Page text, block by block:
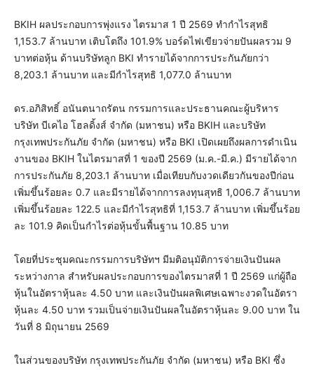
BKIH ผลประกอบการพุ่งแรง ไตรมาส 1 ปี 2569 ทำกำไรสุทธิ
1,153.7 ล้านบาท เติบโตถึง 101.9% บอร์ดไฟเขียวจ่ายปันผลรวม 9
บาทต่อหุ้น ด้านบริษัทลูก BKI ทำรายได้จากการประกันภัยกว่า
8,203.1 ล้านบาท และมีกำไรสุทธิ 1,077.0 ล้านบาท
ดร.อภิสิทธิ์ อนันตนาถรัตน กรรมการและประธานคณะผู้บริหาร
บริษัท บีเคไอ โฮลดิ้งส์ จำกัด (มหาชน) หรือ BKIH และบริษัท
กรุงเทพประกันภัย จำกัด (มหาชน) หรือ BKI เปิดเผยถึงผลการดำเนิน
งานของ BKIH ในไตรมาสที่ 1 ของปี 2569 (ม.ค.-มี.ค.) มีรายได้จาก
การประกันภัย 8,203.1 ล้านบาท เมื่อเทียบกับงวดเดียวกันของปีก่อน
เพิ่มขึ้นร้อยละ 0.7 และมีรายได้จากการลงทุนสุทธิ 1,006.7 ล้านบาท
เพิ่มขึ้นร้อยละ 122.5 และมีกำไรสุทธิที่ 1,153.7 ล้านบาท เพิ่มขึ้นร้อย
ละ 101.9 คิดเป็นกำไรต่อหุ้นขั้นพื้นฐาน 10.85 บาท
โดยที่ประชุมคณะกรรมการบริษัทฯ มีมติอนุมัติการจ่ายเงินปันผล
ระหว่างกาล สำหรับผลประกอบการของไตรมาสที่ 1 ปี 2569 แก่ผู้ถือ
หุ้นในอัตราหุ้นละ 4.50 บาท และเงินปันผลพิเศษเฉพาะงวดในอัตรา
หุ้นละ 4.50 บาท รวมเป็นจ่ายเงินปันผลในอัตราหุ้นละ 9.00 บาท ใน
วันที่ 8 มิถุนายน 2569
ในส่วนของบริษัท กรุงเทพประกันภัย จำกัด (มหาชน) หรือ BKI ซึ่ง